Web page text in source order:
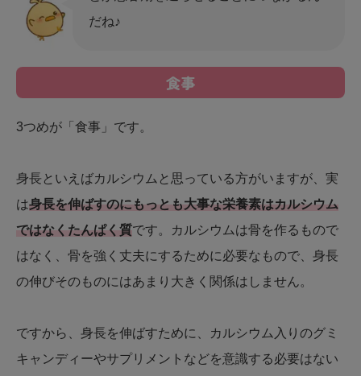
だね♪
食事
3つめが「食事」です。
身長といえばカルシウムと思っている方がいますが、実
は身長を伸ばすのにもっとも大事な栄養素はカルシウム
ではなくたんぱく質です。カルシウムは骨を作るもので
はなく、骨を強く丈夫にするために必要なもので、身長
の伸びそのものにはあまり大きく関係はしません。
ですから、身長を伸ばすために、カルシウム入りのグミ
キャンディーやサプリメントなどを意識する必要はない